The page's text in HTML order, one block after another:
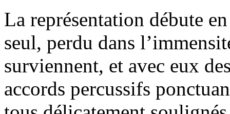
La représentation débute
seul, perdu dans
surviennent, et avec eux
accords percussifs